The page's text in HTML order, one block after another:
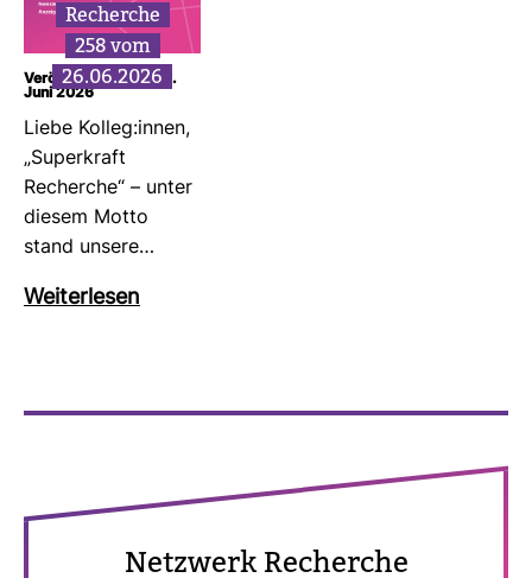
Recherche
258 vom
26.06.2026
Veröffentlicht am: 26.
Juni 2026
Liebe Kolleg:innen,
„Super­kraft
Recherche“ – unter
diesem Motto
stand unsere…
Wei­ter­lesen
Netz­werk Recherche